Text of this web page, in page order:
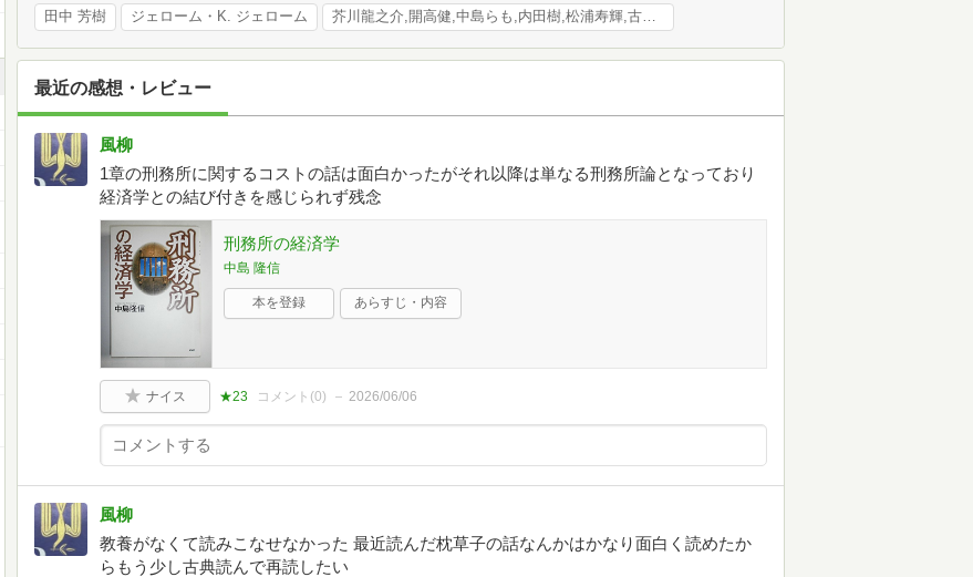
田中 芳樹 ジェローム・K. ジェローム 芥川龍之介,開高健,中島らも,内田樹,松浦寿輝,古井由吉,夏目漱石,久世光彦,浅田次郎,荒川洋治,原田宗典,米原万里,吉田健一,佐藤春夫,丸山薫,杉本秀太郎,澁澤龍彥,安西水丸,あさのあつこ,安岡章太郎,堀口大學,谷川俊太郎,なぎら健壱,山田風太郎,常盤新平,別役実,池田晶子,筒井康隆,金井美恵子,池田清彦,泉昌之,倉本聰,安部公房,島田雅彦,東海林さだお,小田島雄志,中井久夫,斎藤茂吉,赤瀬川原平,いしいしんじ,内田百閒,いしいひさいち
最近の感想・レビュー
風柳
1章の刑務所に関するコストの話は面白かったがそれ以降は単なる刑務所論となっており
経済学との結び付きを感じられず残念
刑務所の経済学
中島 隆信
本を登録 あらすじ・内容
ナイス ★23 コメント(0) 2026/06/06
風柳
教養がなくて読みこなせなかった 最近読んだ枕草子の話なんかはかなり面白く読めたか
らもう少し古典読んで再読したい